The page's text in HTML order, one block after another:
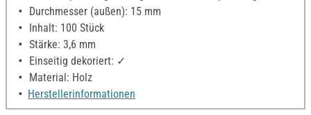
Durchmesser (außen): 15 mm
Inhalt: 100 Stück
Stärke: 3,6 mm
Einseitig dekoriert: ✓
Material: Holz
Herstellerinformationen